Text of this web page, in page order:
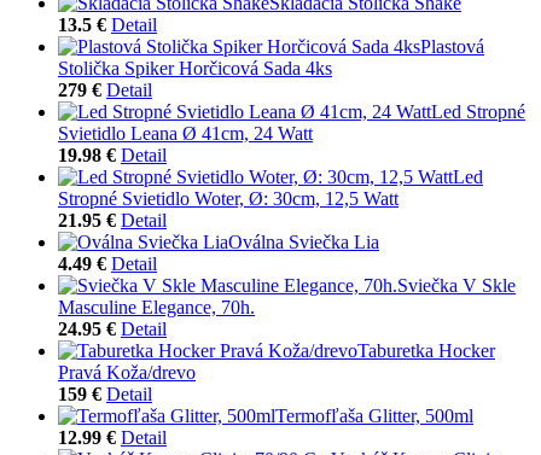
13.5 € Detail
Plastová
Stolička Spiker Horčicová Sada 4ks
279 € Detail
Led Stropné
Svietidlo Leana Ø 41cm, 24 Watt
19.98 € Detail
Led
Stropné Svietidlo Woter, Ø: 30cm, 12,5 Watt
21.95 € Detail
Oválna Sviečka Lia
4.49 € Detail
Sviečka V Skle
Masculine Elegance, 70h.
24.95 € Detail
Taburetka Hocker
Pravá Koža/drevo
159 € Detail
Termofľaša Glitter, 500ml
12.99 € Detail